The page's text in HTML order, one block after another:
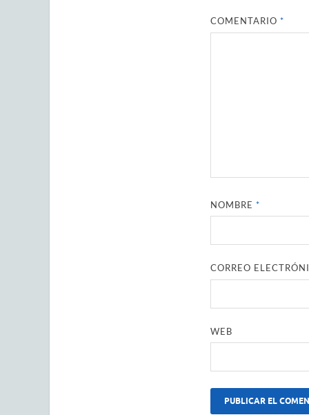
COMENTARIO *
NOMBRE *
CORREO
WEB